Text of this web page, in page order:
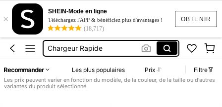
OBTENIR
×
SHEIN-Mode en ligne
Téléchargez l'APP & bénéficiez plus d'avantages !
(18,717)
Cable Usb Type C Rapide
Chargeur
Chargeur De Téléphone
Chargeur Rapide
Cable Usb Type C Rapide
Recommander Les plus populaires Prix Filtre
Les prix peuvent varier en fonction du modèle, de la couleur, de la taille ou d'autres
variantes du produit sélectionné.